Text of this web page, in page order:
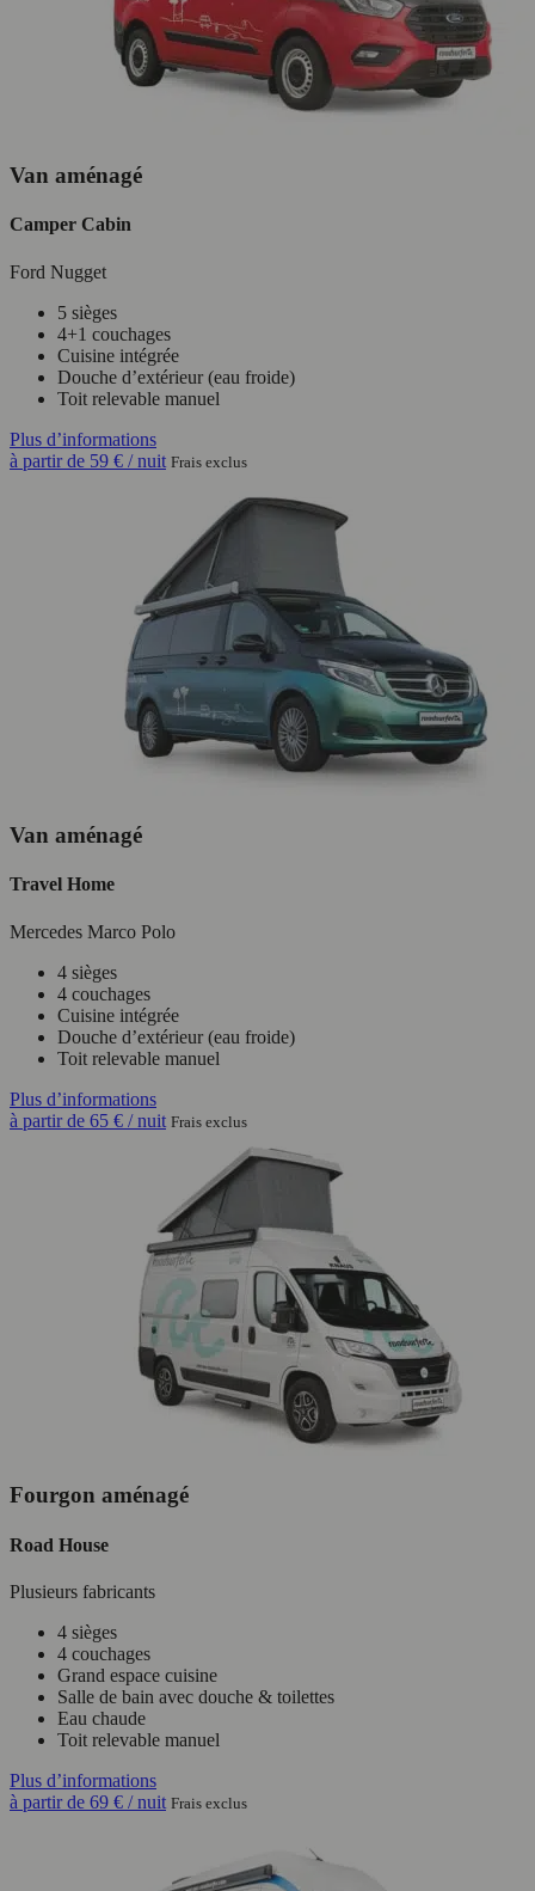
Van aménagé
Camper Cabin
Ford Nugget
5 sièges
4+1 couchages
Cuisine intégrée
Douche d’extérieur (eau froide)
Toit relevable manuel
Plus d’informations
à partir de 59 € / nuit Frais exclus
Van aménagé
Travel Home
Mercedes Marco Polo
4 sièges
4 couchages
Cuisine intégrée
Douche d’extérieur (eau froide)
Toit relevable manuel
Plus d’informations
à partir de 65 € / nuit Frais exclus
Fourgon aménagé
Road House
Plusieurs fabricants
4 sièges
4 couchages
Grand espace cuisine
Salle de bain avec douche & toilettes
Eau chaude
Toit relevable manuel
Plus d’informations
à partir de 69 € / nuit Frais exclus